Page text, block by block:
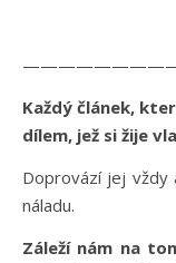
Každý článek,
dílem, jež si žije
Doprovází jej
náladu.
Záleží nám na